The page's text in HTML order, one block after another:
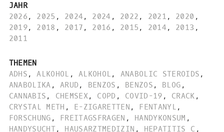
JAHR
2026 , 2025 , 2024, 2024 , 2022 , 2021 , 2020 ,
2019, 2018 , 2017 , 2016 , 2015 , 2014, 2013 ,
2011
THEMEN
ADHS , ALKOHOL , ALKOHOL , ANABOLIC STEROIDS ,
ANABOLIKA , ARUD , BENZOS , BENZOS , BLOG ,
CANNABIS , CHEMSEX , COPD , COVID-19 , CRACK ,
CRYSTAL METH , E-ZIGARETTEN , FENTANYL ,
FORSCHUNG , FREITAGSFRAGEN , HANDYKONSUM ,
HANDYSUCHT, HAUSARZTMEDIZIN , HEPATITIS C ,